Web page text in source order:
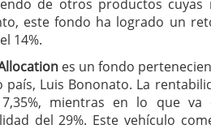
de otros productos cuyas
este fondo ha logrado un
14%.
es un fondo
país, Luis Bononato. La
mientras en lo que
del 29%. Este vehículo